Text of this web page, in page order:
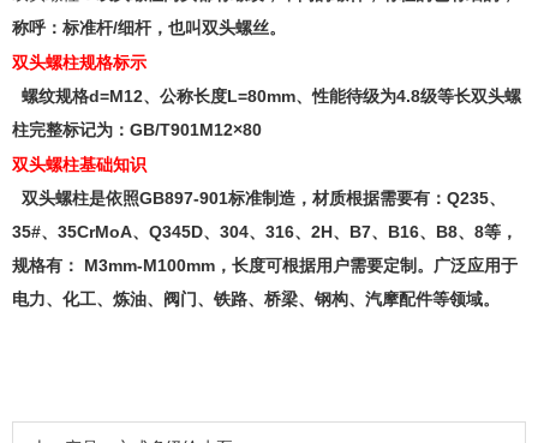
称呼：标准杆/细杆，也叫双头螺丝。
双头螺柱规格标示
螺纹规格d=M12、公称长度L=80mm、性能待级为4.8级等长双头螺
柱完整标记为：GB/T901M12×80
双头螺柱基础知识
双头螺柱是依照GB897-901标准制造，材质根据需要有：Q235、
35#、35CrMoA、Q345D、304、316、2H、B7、B16、B8、8等，
规格有： M3mm-M100mm，长度可根据用户需要定制。广泛应用于
电力、化工、炼油、阀门、铁路、桥梁、钢构、汽摩配件等领域。